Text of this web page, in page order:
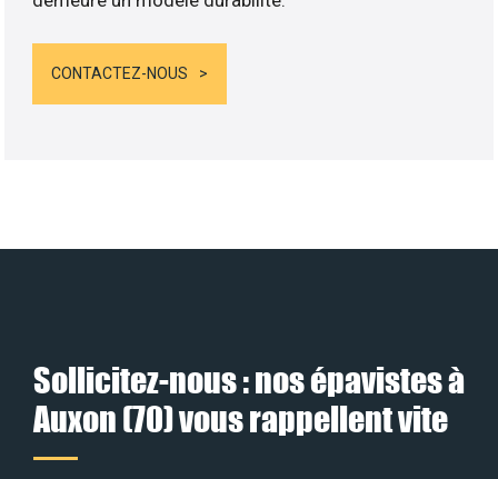
CONTACTEZ-NOUS
Sollicitez-nous : nos épavistes à
Auxon (70) vous rappellent vite